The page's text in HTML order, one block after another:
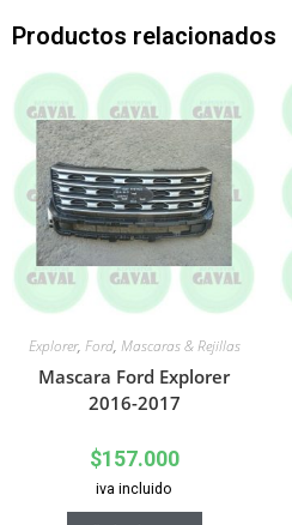
Productos relacionados
Explorer, Ford, Mascaras & Rejillas
Mascara Ford Explorer
2016-2017
$157.000
iva incluido